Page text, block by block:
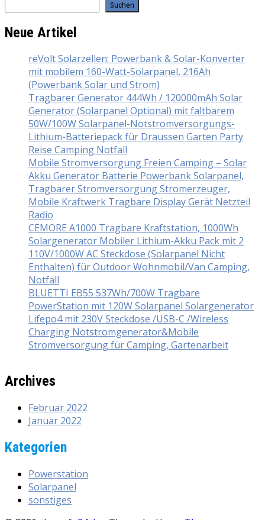
Suchen
Neue Artikel
reVolt Solarzellen: Powerbank & Solar-Konverter
mit mobilem 160-Watt-Solarpanel, 216Ah
(Powerbank Solar und Strom)
Tragbarer Generator 444Wh / 120000mAh Solar
Generator (Solarpanel Optional) mit faltbarem
50W/100W Solarpanel-Notstromversorgungs-
Lithium-Batteriepack für Draussen Garten Party
Reise Camping Notfall
Mobile Stromversorgung Freien Camping – Solar
Akku Generator Batterie Powerbank Solarpanel,
Tragbarer Stromversorgung Stromerzeuger,
Mobile Kraftwerk Tragbare Display Gerät Netzteil
Radio
CEMORE A1000 Tragbare Kraftstation, 1000Wh
Solargenerator Mobiler Lithium-Akku Pack mit 2
110V/1000W AC Steckdose (Solarpanel Nicht
Enthalten) für Outdoor Wohnmobil/Van Camping,
Notfall
BLUETTI EB55 537Wh/700W Tragbare
PowerStation mit 120W Solarpanel Solargenerator
Lifepo4 mit 230V Steckdose /USB-C /Wireless
Charging Notstromgenerator&Mobile
Stromversorgung für Camping, Gartenarbeit
Archives
Februar 2022
Januar 2022
Kategorien
Powerstation
Solarpanel
sonstiges